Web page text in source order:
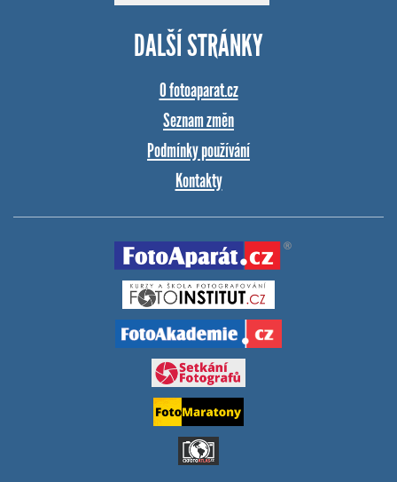
DALŠÍ STRÁNKY
O fotoaparat.cz
Seznam změn
Podmínky používání
Kontakty